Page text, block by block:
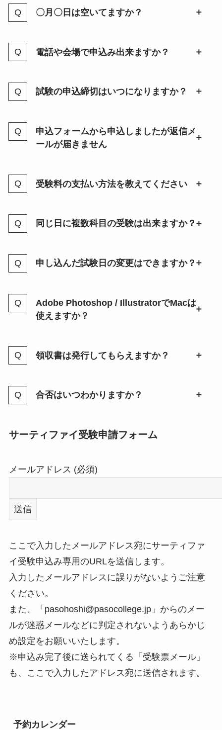
〇月〇日は空いてますか？
電話や会場で申込み出来ますか？
試験の申込締切はいつになりますか？
申込フォームから申込しましたが返信メ
ールが届きません
受験料の支払い方法を教えてください
同じ日に複数科目の受験は出来ますか？
申し込んだ試験日の変更はできますか？
Adobe Photoshop / IllustratorでMacは
使えますか？
領収書は発行してもらえますか？
合否はいつわかりますか？
サーティファイ受験申請フォーム
メールアドレス (必須)
ここで入力したメールアドレス宛にサーティファ
イ受験申込み専用のURLを送信します。
入力したメールアドレスに誤りがないようご注意
ください。
また、「pasohoshi@pasocollege.jp」からのメー
ルが迷惑メールなどに判定されないようあらかじ
め設定をお願いいたします。
※申込み完了後に送られてくる「受験票メール」
も、ここで入力したアドレス宛に送信されます。
予約カレンダー